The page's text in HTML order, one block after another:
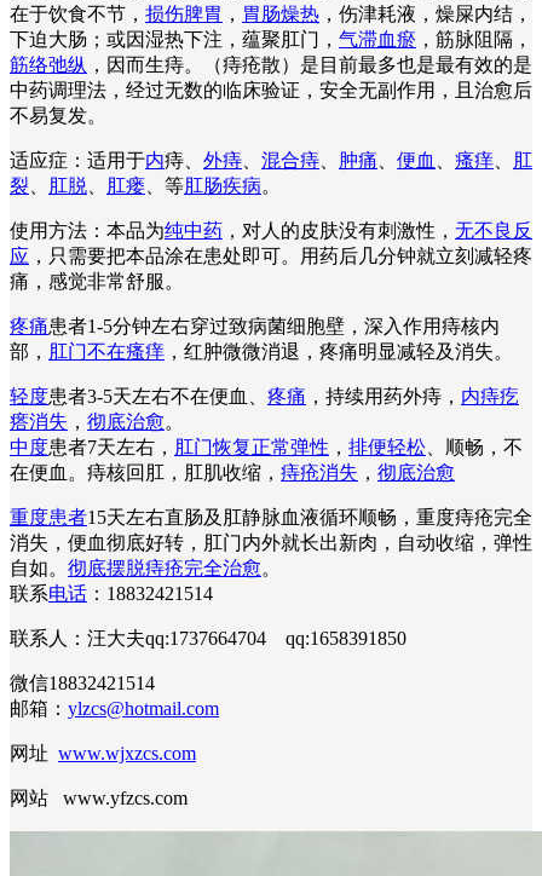
在于饮食不节， 损伤脾胃 ， 胃肠燥热 ，伤津耗液，燥屎内结，
下迫大肠；或因湿热下注，蕴聚肛门， 气滞血瘀 ，筋脉阻隔，
筋络弛纵 ，因而生痔。（痔疮散）是目前最多也是最有效的是
中药调理法，经过无数的临床验证，安全无副作用，且治愈后
不易复发。
适应症：适用于内痔、 外痔 混合痔 肿痛 便血 瘙痒
肛
裂
肛脱 肛瘘 、等肛肠疾病。
使用方法：本品为纯中药 ，对人的皮肤没有刺激性， 无不良反
应 ，只需要把本品涂在患处即可。用药后几分钟就立刻减轻疼
痛，感觉非常舒服。
疼痛患者1-5分钟左右穿过致病菌细胞壁，深入作用痔核内
部， 肛门不在瘙痒 ，红肿微微消退，疼痛明显减轻及消失。
轻度患者3-5天左右不在便血、 疼痛 ，持续用药外痔， 内痔疙
瘩消失 ， 彻底治愈。
中度患者7天左右， 肛门恢复正常弹性 ， 排便轻松 、顺畅，不
在便血。痔核回肛，肛肌收缩， 痔疮消失 ， 彻底治愈
重度患者15天左右直肠及肛静脉血液循环顺畅，重度痔疮完全
消失，便血彻底好转，肛门内外就长出新肉，自动收缩，弹性
自如。 彻底摆脱痔疮完全治愈。
联系电话 ：18832421514
联系人：汪大夫qq:1737664704 qq:1658391850
微信18832421514
邮箱： ylzcs@hotmail.com
网址 www.wjxzcs.com
网站 www.yfzcs.com